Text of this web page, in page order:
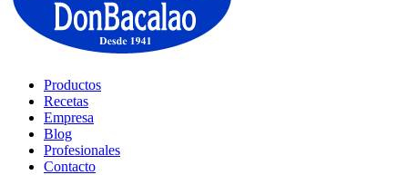
Productos
Recetas
Empresa
Blog
Profesionales
Contacto